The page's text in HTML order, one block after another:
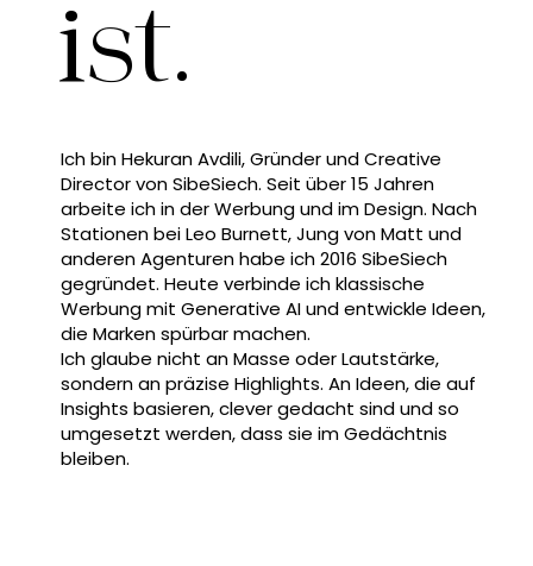
ist.
Ich bin Hekuran Avdili, Gründer und Creative
Director von SibeSiech. Seit über 15 Jahren
arbeite ich in der Werbung und im Design. Nach
Stationen bei Leo Burnett, Jung von Matt und
anderen Agenturen habe ich 2016 SibeSiech
gegründet. Heute verbinde ich klassische
Werbung mit Generative AI und entwickle Ideen,
die Marken spürbar machen.
Ich glaube nicht an Masse oder Lautstärke,
sondern an präzise Highlights. An Ideen, die auf
Insights basieren, clever gedacht sind und so
umgesetzt werden, dass sie im Gedächtnis
bleiben.